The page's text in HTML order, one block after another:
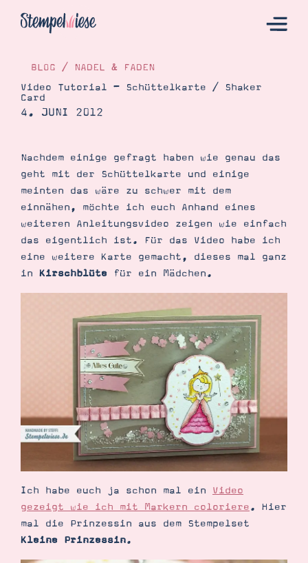
Hier Starten
Bestellen
Kontakt
Demonstrator werden
Gutscheine
Produkte erklärt
Über mich
Über Stampin’ Up!
Tipps & Tricks
Ordnungstipps
BLOG / NADEL & FADEN
Video Tutorial – Schüttelkarte / Shaker
Card
4. JUNI 2012
Nachdem einige gefragt haben wie genau das
geht mit der Schüttelkarte und einige
meinten das wäre zu schwer mit dem
einnähen, möchte ich euch Anhand eines
weiteren Anleitungsvideo zeigen wie einfach
das eigentlich ist. Für das Video habe ich
eine weitere Karte gemacht, dieses mal ganz
in Kirschblüte für ein Mädchen.
Ich habe euch ja schon mal ein Video
gezeigt wie ich mit Markern coloriere. Hier
mal die Prinzessin aus dem Stempelset
Kleine Prinzessin.